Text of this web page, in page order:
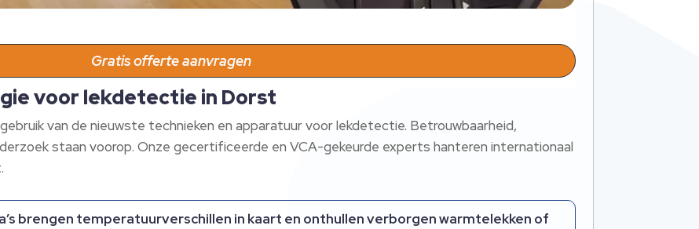
Gratis offerte aanvragen
voor lekdetectie in Dorst
van de nieuwste technieken en apparatuur voor lekdetectie. Betrouwbaarheid,
staan voorop. Onze gecertificeerde en VCA-gekeurde experts hanteren internationaal
brengen temperatuurverschillen in kaart en onthullen verborgen warmtelekken of